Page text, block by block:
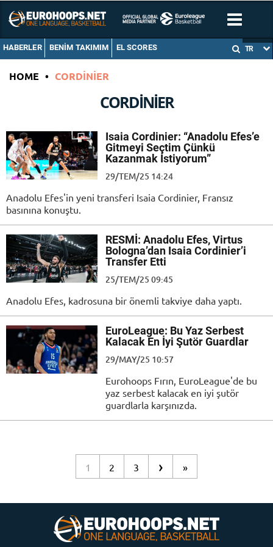
HABERLER BENIM TAKIMIM EL SCORES TR
HOME • CORDINIER
CORDINIER
Isaia Cordinier: “Anadolu Efes’e
Gitmeyi Seçtim Çünkü
Kazanmak İstiyorum”
29/TEM/25 14:24
Anadolu Efes'in yeni transferi Isaia Cordinier, Fransız
basınına konuştu.
RESMİ: Anadolu Efes, Virtus
Bologna’dan Isaia Cordinier’i
Transfer Etti
25/TEM/25 09:45
Anadolu Efes, kadrosuna bir önemli takviye daha yaptı.
EuroLeague: Bu Yaz Serbest
Kalacak En İyi Şutör Guardlar
29/MAY/25 10:57
Eurohoops Fırın, EuroLeague'de bu
yaz serbest kalacak en iyi şutör
guardlarla karşınızda.
1 2 3 › »